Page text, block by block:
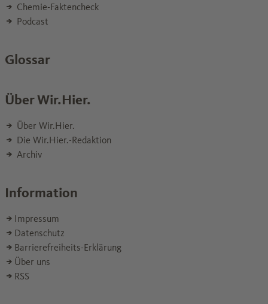
Chemie-Faktencheck
Podcast
Glossar
Über Wir.Hier.
Über Wir.Hier.
Die Wir.Hier.-Redaktion
Archiv
Information
Impressum
Datenschutz
Barrierefreiheits-Erklärung
Über uns
RSS